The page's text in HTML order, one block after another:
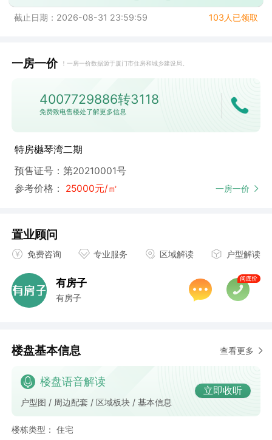
截止日期：2026-08-31 23:59:59 103人已领取
一房一价 ！一房一价数据源于厦门市住房和城乡建设局。
4007729886转3118
免费致电售楼处了解更多信息
特房樾琴湾二期
预售证号：第20210001号
参考价格： 25000元/㎡ 一房一价
置业顾问
免费咨询 专业服务 区域解读 户型解读
有房子
有房子
楼盘基本信息 查看更多
楼盘语音解读
户型图 / 周边配套 / 区域板块 / 基本信息
立即收听
楼栋类型：
住宅